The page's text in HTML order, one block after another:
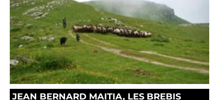
JEAN BERNARD MAITIA, LES BREBIS